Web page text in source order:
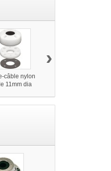
câble nylon
11mm dia
›